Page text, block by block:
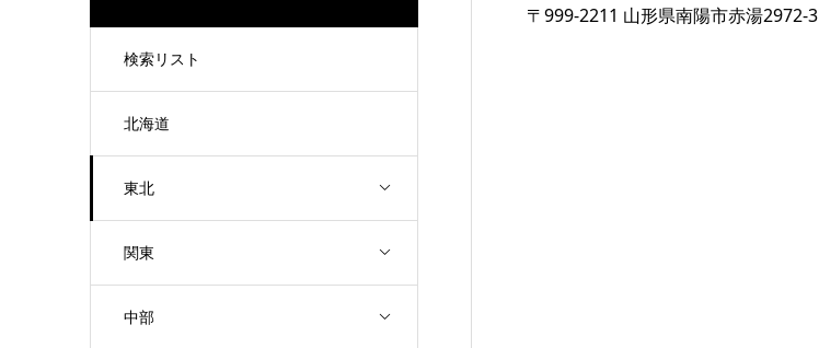
検索リスト
北海道
東北
関東
中部
〒999-2211 山形県南陽市赤湯2972-3